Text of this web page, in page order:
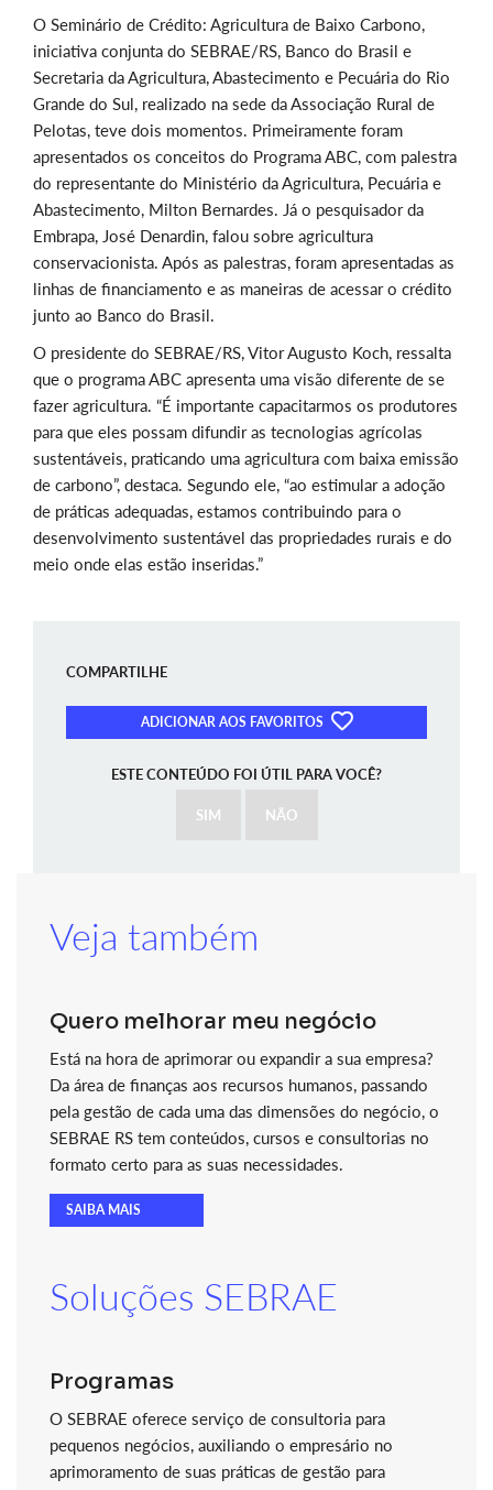
O Seminário de Crédito: Agricultura de Baixo Carbono,
iniciativa conjunta do SEBRAE/RS, Banco do Brasil e
Secretaria da Agricultura, Abastecimento e Pecuária do Rio
Grande do Sul, realizado na sede da Associação Rural de
Pelotas, teve dois momentos. Primeiramente foram
apresentados os conceitos do Programa ABC, com palestra
do representante do Ministério da Agricultura, Pecuária e
Abastecimento, Milton Bernardes. Já o pesquisador da
Embrapa, José Denardin, falou sobre agricultura
conservacionista. Após as palestras, foram apresentadas as
linhas de financiamento e as maneiras de acessar o crédito
junto ao Banco do Brasil.
O presidente do SEBRAE/RS, Vitor Augusto Koch, ressalta
que o programa ABC apresenta uma visão diferente de se
fazer agricultura. “É importante capacitarmos os produtores
para que eles possam difundir as tecnologias agrícolas
sustentáveis, praticando uma agricultura com baixa emissão
de carbono”, destaca. Segundo ele, “ao estimular a adoção
de práticas adequadas, estamos contribuindo para o
desenvolvimento sustentável das propriedades rurais e do
meio onde elas estão inseridas.”
COMPARTILHE
ADICIONAR AOS FAVORITOS
ESTE CONTEÚDO FOI ÚTIL PARA VOCÊ?
SIM NÃO
Veja também
Quero melhorar meu negócio
Está na hora de aprimorar ou expandir a sua empresa?
Da área de finanças aos recursos humanos, passando
pela gestão de cada uma das dimensões do negócio, o
SEBRAE RS tem conteúdos, cursos e consultorias no
formato certo para as suas necessidades.
SAIBA MAIS
Soluções SEBRAE
Programas
O SEBRAE oferece serviço de consultoria para
pequenos negócios, auxiliando o empresário no
aprimoramento de suas práticas de gestão para